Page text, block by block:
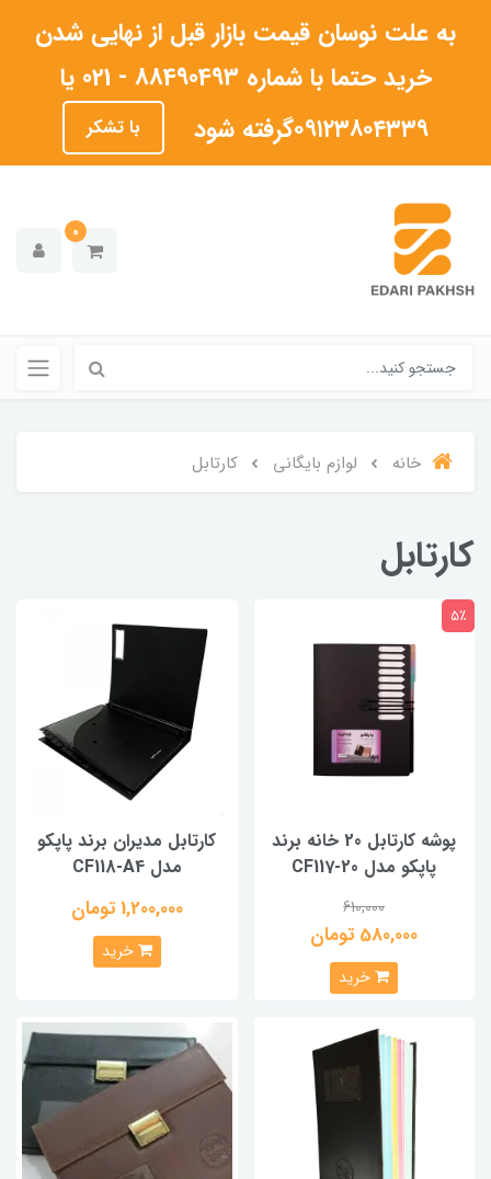
به علت نوسان قیمت بازار قبل از نهایی شدن
خرید حتما با شماره 88490493 - 021 یا
۰۹۱۲۳۸۰۴۳۳۹گرفته شود
با تشکر
0
خانه لوازم بایگانی کارتابل
کارتابل
پوشه کارتابل 20 خانه برند
پاپکو مدل CF117-20
610,000
580,000 تومان
5٪
خرید
کارتابل مدیران برند پاپکو
مدل CF118-A4
1,200,000 تومان
خرید